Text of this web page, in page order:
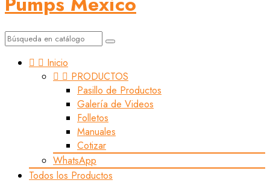
  Inicio
  PRODUCTOS
Pasillo de Productos
Galería de Videos
Folletos
Manuales
Cotizar
WhatsApp
Todos los Productos